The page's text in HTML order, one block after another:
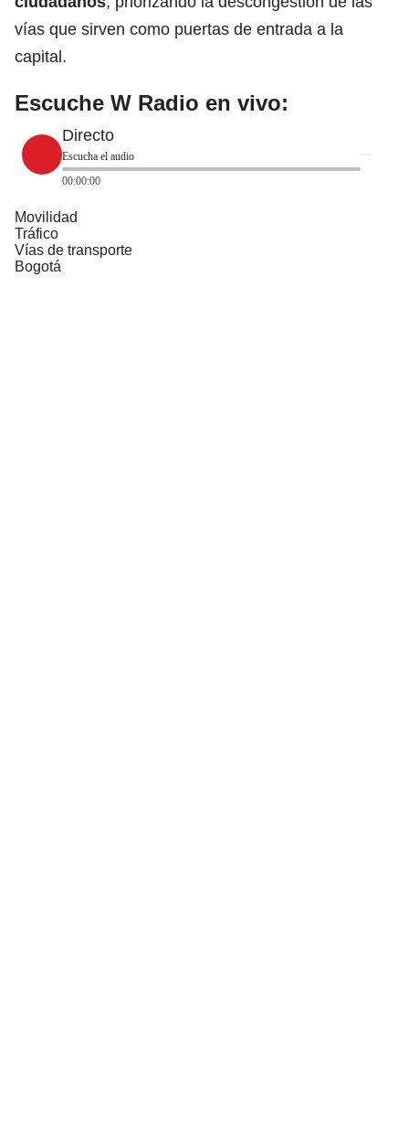
vías que sirven como puertas de entrada a la
capital.
Escuche W Radio en vivo:
Directo
Escucha el audio
00:00:00
Movilidad
Tráfico
Vías de transporte
Bogotá